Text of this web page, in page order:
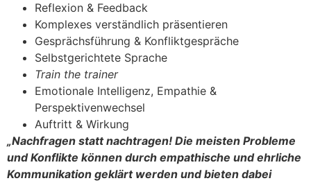
Reflexion & Feedback
Komplexes verständlich präsentieren
Gesprächsführung & Konfliktgespräche
Selbstgerichtete Sprache
Train the trainer
Emotionale Intelligenz, Empathie &
Perspektivenwechsel
Auftritt & Wirkung
„Nachfragen statt nachtragen! Die meisten Probleme
und Konflikte können durch empathische und ehrliche
Kommunikation geklärt werden und bieten dabei